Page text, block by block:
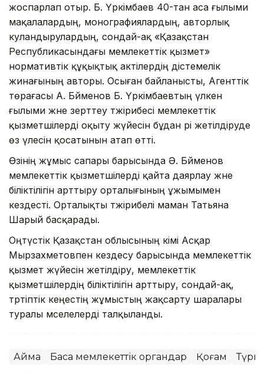
жоспарлап отыр. Б. Үркімбаев 40-тан аса ғылыми
мақалалардың, монографиялардың, авторлық
куәландырулардың, сондай-ақ «Қазақстан
Республикасындағы мемлекеттік қызмет»
нормативтік құқықтық актілердің әдістемелік
жинағының авторы. Осыған байланысты, Агенттік
төрағасы А. Бәйменов Б. Үркімбаевтың үлкен
ғылыми және зерттеу тәжірибесі мемлекеттік
қызметшілерді оқыту жүйесін бұдан әрі жетілдіруде
өз үлесін қосатынын атап өтті.
Өзінің жұмыс сапары барысында Ә. Бәйменов
мемлекеттік қызметшілерді қайта даярлау және
біліктілігін арттыру орталығының ұжымымен
кездесті. Орталықты тәжірибелі маман Татьяна
Шарый басқарады.
Оңтүстік Қазақстан облысының әкімі Асқар
Мырзахметовпен кездесу барысында мемлекеттік
қызмет жүйесін жетілдіру, мемлекеттік
қызметшілердің біліктілігін арттыру, сондай-ақ,
тәртіптік кеңестің жұмыстың жақсарту шаралары
туралы мәселелерді талқыланды.
Аймақ Басқа мемлекеттік органдар Қоғам